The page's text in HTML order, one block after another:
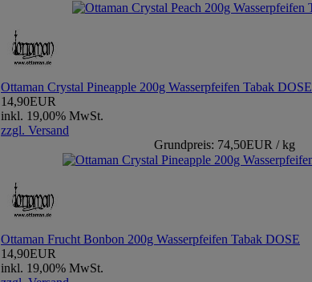
Ottaman Crystal Pineapple 200g Wasserpfeifen Tabak DOSE
14,90EUR
inkl. 19,00% MwSt.
zzgl. Versand
Grundpreis: 74,50EUR / kg
Ottaman Frucht Bonbon 200g Wasserpfeifen Tabak DOSE
14,90EUR
inkl. 19,00% MwSt.